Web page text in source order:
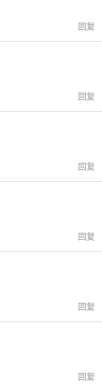
回复
回复
回复
回复
回复
回复